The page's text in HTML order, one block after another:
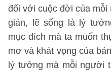
đối với cuộc đời của
giản, lẽ sống là lý
mục đích mà ta muốn
mơ và khát vọng của
lý tưởng mà mỗi người